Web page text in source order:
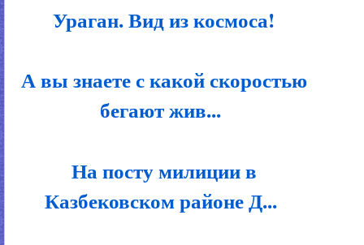
Ураган. Вид из космоса!
А вы знаете с какой скоростью
бегают жив...
На посту милиции в
Казбековском районе Д...